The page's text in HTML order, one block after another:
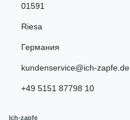
01591
Riesa
Германия
kundenservice@ich-zapfe.de
+49 5151 87798 10
Ich-zapfe